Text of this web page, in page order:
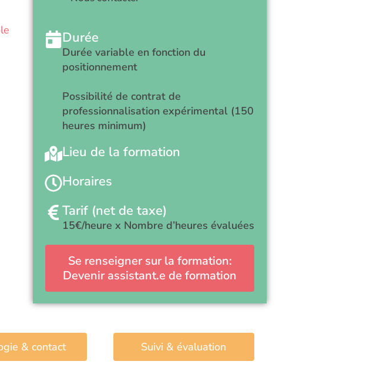
Durée
Durée variable en fonction du
positionnement
Possibilité de contrat de
professionnalisation expérimental (150
heures minimum)
Lieu de la formation
Horaires
Tarif (net de taxe)
15€/heure x Nombre d’heures évaluées
Se renseigner sur la formation:
Devenir assistant.e de formation
& contact Suivi & évaluation